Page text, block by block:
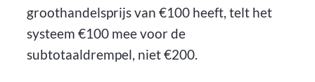
groothandelsprijs van €100 heeft, telt het
systeem €100 mee voor de
subtotaaldrempel, niet €200.